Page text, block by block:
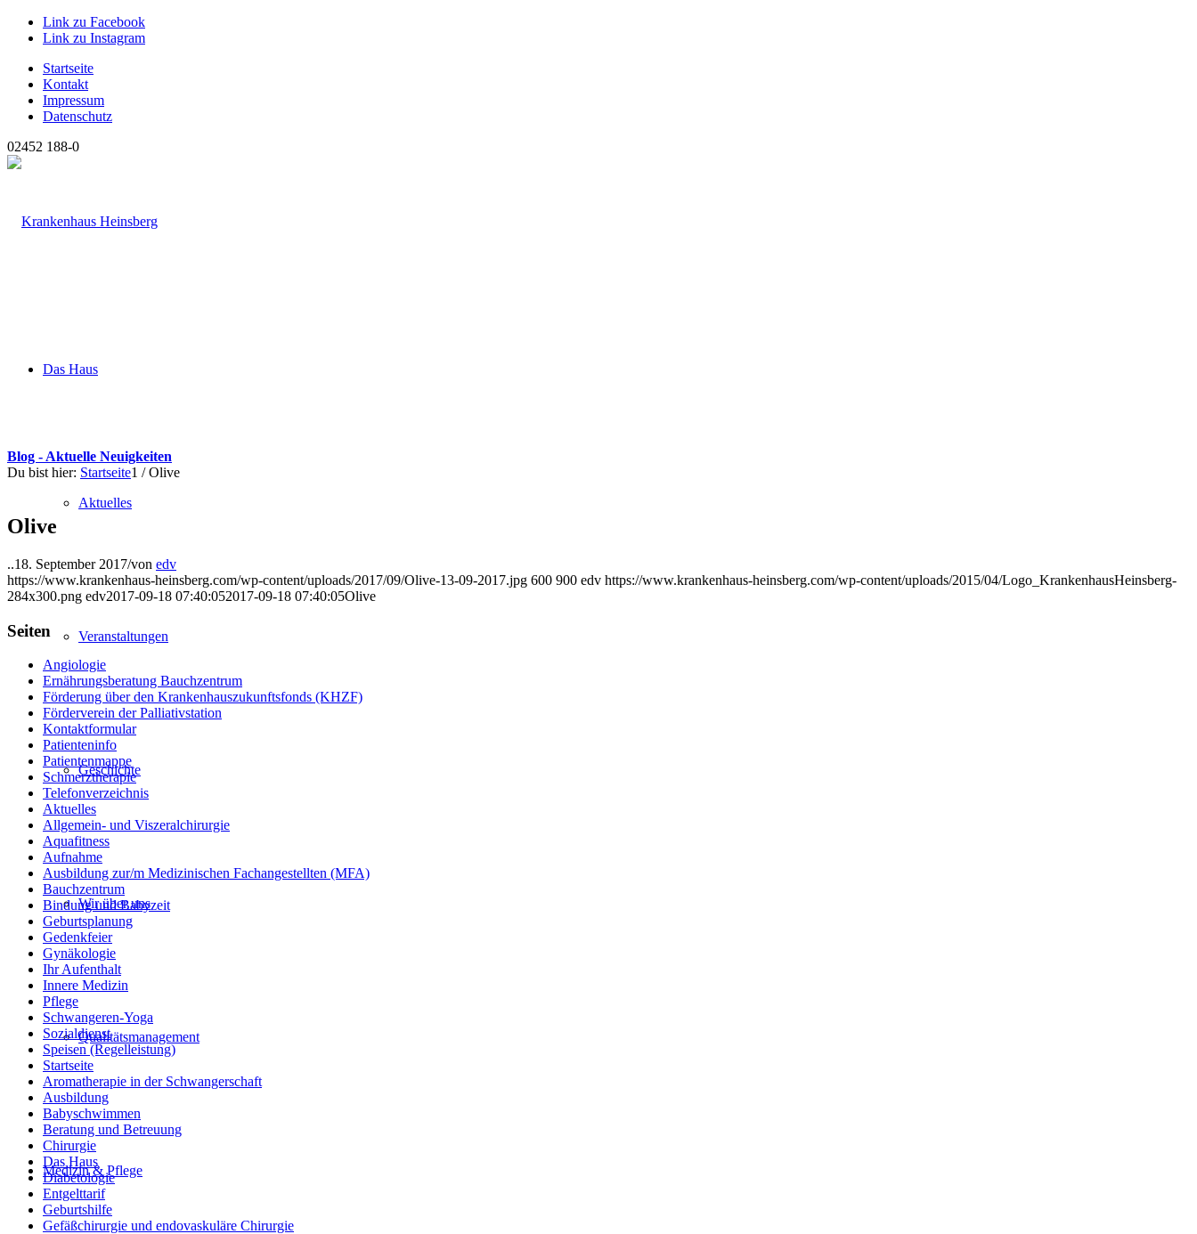
Link zu Facebook
Link zu Instagram
Startseite
Kontakt
Impressum
Datenschutz
02452 188-0
Das Haus
Aktuelles
Veranstaltungen
Geschichte
Wir über uns
Qualitätsmanagement
Medizin & Pflege
Blog - Aktuelle Neuigkeiten
Du bist hier: Startseite1 / Olive
Olive
..18. September 2017/von edv
https://www.krankenhaus-heinsberg.com/wp-content/uploads/2017/09/Olive-13-09-2017.jpg 600 900 edv https://www.krankenhaus-heinsberg.com/wp-content/uploads/2015/04/Logo_KrankenhausHeinsberg-
284x300.png edv2017-09-18 07:40:052017-09-18 07:40:05Olive
Seiten
Angiologie
Ernährungsberatung Bauchzentrum
Förderung über den Krankenhauszukunftsfonds (KHZF)
Förderverein der Palliativstation
Kontaktformular
Patienteninfo
Patientenmappe
Schmerztherapie
Telefonverzeichnis
Aktuelles
Allgemein- und Viszeralchirurgie
Aquafitness
Aufnahme
Ausbildung zur/m Medizinischen Fachangestellten (MFA)
Bauchzentrum
Bindung und Babyzeit
Geburtsplanung
Gedenkfeier
Gynäkologie
Ihr Aufenthalt
Innere Medizin
Pflege
Schwangeren-Yoga
Sozialdienst
Speisen (Regelleistung)
Startseite
Aromatherapie in der Schwangerschaft
Ausbildung
Babyschwimmen
Beratung und Betreuung
Chirurgie
Das Haus
Diabetologie
Entgelttarif
Geburtshilfe
Gefäßchirurgie und endovaskuläre Chirurgie